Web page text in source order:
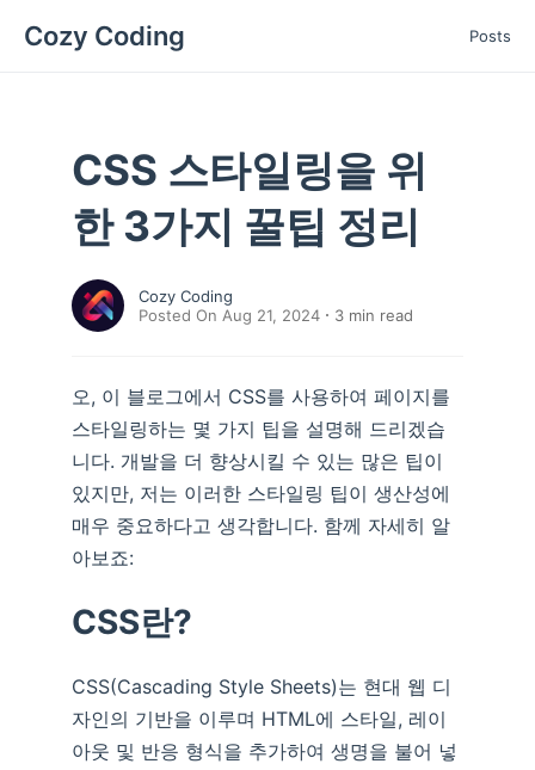
Cozy Coding Posts
CSS 스타일링을 위
한 3가지 꿀팁 정리
Cozy Coding
Posted On Aug 21, 2024
3 min read
오, 이 블로그에서 CSS를 사용하여 페이지를
스타일링하는 몇 가지 팁을 설명해 드리겠습
니다. 개발을 더 향상시킬 수 있는 많은 팁이
있지만, 저는 이러한 스타일링 팁이 생산성에
매우 중요하다고 생각합니다. 함께 자세히 알
아보죠:
CSS란?
CSS(Cascading Style Sheets)는 현대 웹 디
자인의 기반을 이루며 HTML에 스타일, 레이
아웃 및 반응 형식을 추가하여 생명을 불어 넣